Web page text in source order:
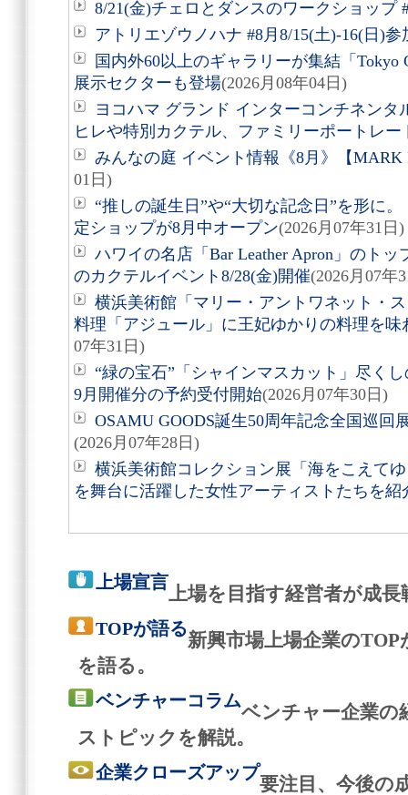
8/21(金)チェロとダンスのワークショップ
アトリエゾウノハナ #8月8/15(土)-16(日)参
国内外60以上のギャラリーが集結「Tokyo
展示セクターも登場(2026月08年04日)
ヨコハマ グランド インターコンチネンタ
ヒレや特別カクテル、ファミリーポートレー
みんなの庭 イベント情報《8月》【MARK
01日)
“推しの誕生日”や“大切な記念日”を形に。
定ショップが8月中オープン(2026月07年31日)
ハワイの名店「Bar Leather Apron」のト
のカクテルイベント8/28(金)開催(2026月07年
横浜美術館「マリー・アントワネット・
料理「アジュール」に王妃ゆかりの料理を
07年31日)
“緑の宝石”「シャインマスカット」尽く
9月開催分の予約受付開始(2026月07年30日)
OSAMU GOODS誕生50周年記念全国巡回
(2026月07年28日)
横浜美術館コレクション展「海をこえて
を舞台に活躍した女性アーティストたちを紹
上場宣言
上場を目指す経営者が成
TOPが語る
新興市場上場企業の
を語る。
ベンチャーコラム
ベンチャー企業の
ストピックを解説。
企業クローズアップ
要注目、今後の